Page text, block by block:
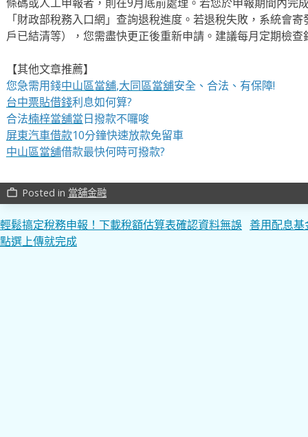
「財政部稅務入口網」查詢退稅進度。若退稅失敗，系統會
戶已結清等），您需盡快更正後重新申請。建議每月定期檢
【其他文章推薦】
您急需用錢中山區當舖,大同區當舖安全、合法、有保障!
台中票貼借錢利息如何算?
合法楠梓當舖當日撥款不囉唆
屏東汽車借款10分鐘快速放款免留車
中山區當舖借款最快何時可撥款?
work_outline Posted in 當舖金融
文
章
輕鬆搞定稅務申報！下載稅額估算表確認資料無誤
點選上傳就完成
善用配息